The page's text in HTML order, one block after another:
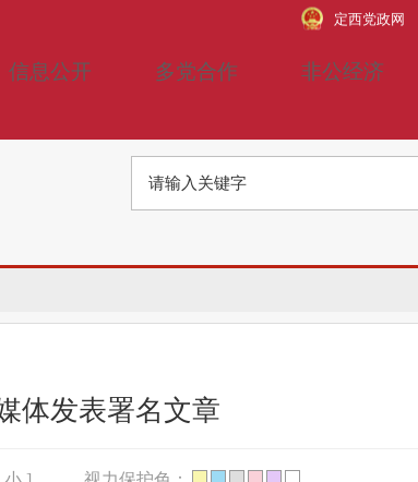
定西党政网
信息公开 多党合作 非公经济
体发表署名文章